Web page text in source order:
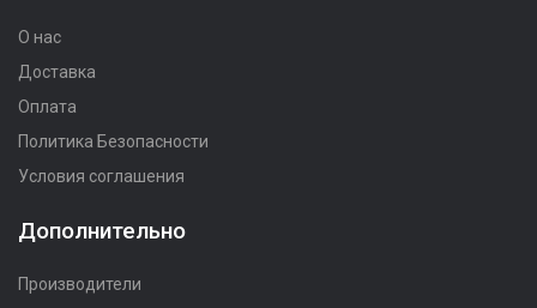
О нас
Доставка
Оплата
Политика Безопасности
Условия соглашения
Дополнительно
Производители